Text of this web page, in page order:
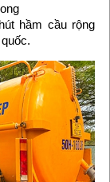
hầm cầu rộng